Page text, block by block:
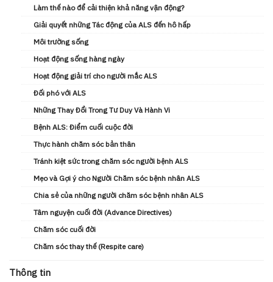
Làm thế nào để cải thiện khả năng vận động?
Giải quyết những Tác động của ALS đến hô hấp
Môi trường sống
Hoạt động sống hàng ngày
Hoạt động giải trí cho người mắc ALS
Đối phó với ALS
Những Thay Đổi Trong Tư Duy Và Hành Vi
Bệnh ALS: Điểm cuối cuộc đời
Thực hành chăm sóc bản thân
Tránh kiệt sức trong chăm sóc người bệnh ALS
Mẹo và Gợi ý cho Người Chăm sóc bệnh nhân ALS
Chia sẻ của những người chăm sóc bệnh nhân ALS
Tâm nguyện cuối đời (Advance Directives)
Chăm sóc cuối đời
Chăm sóc thay thế (Respite care)
Thông tin